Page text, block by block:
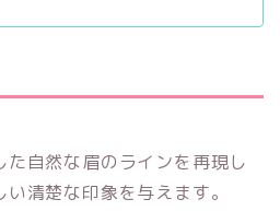
自然な眉のラインを再現し
清楚な印象を与えます。